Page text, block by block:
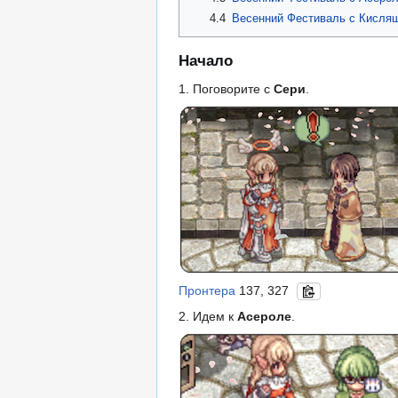
4.4 Весенний Фестиваль с
Начало
1. Поговорите с Сери
Пронтера 137, 327
2. Идем к Асероле